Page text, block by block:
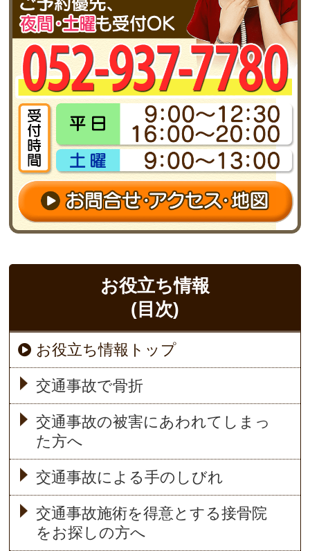
お役立ち情報
(目次)
お役立ち情報トップ
交通事故で骨折
交通事故の被害にあわれてしまっ
た方へ
交通事故による手のしびれ
交通事故施術を得意とする接骨院
をお探しの方へ